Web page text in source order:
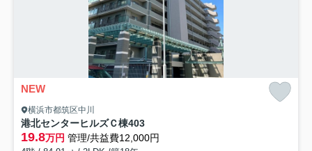
NEW
横浜市都筑区中川
港北センターヒルズＣ棟403
19.8万円 管理/共益費12,000円